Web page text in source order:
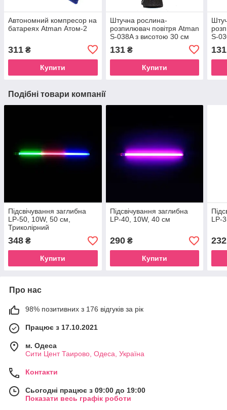
Автономний компресор на
батареях Atman Атом-2
311 ₴
Купити
Штучна рослина-
розпилювач повітря Atman
S-038A з висотою 30 см
131₴
Купити
S-
131
Подібні товари компанії
Підсвічування заглибна
LP-50, 10W, 50 см,
Триколірний
348 ₴
Купити
Підсвічування заглибна
LP-40, 10W, 40 см
290₴
Купити
LP-
232
Про нас
98% позитивних з 176 відгуків за рік
Працює з 17.10.2021
м. Одеса
Сити Цент Таирово, Одеса, Україна
Контакти
Сьогодні працює з 09:00 до 19:00
Показати весь графік роботи